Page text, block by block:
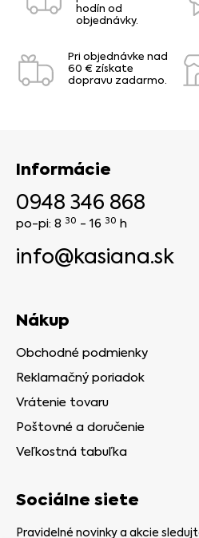
hodín od
objednávky.
Pri objednávke nad
60 € získate
dopravu zadarmo.
Informácie
0948 346 868
po-pi: 8 30 - 16 30 h
info@kasiana.sk
Nákup
Obchodné podmienky
Reklamačný poriadok
Vrátenie tovaru
Poštovné a doručenie
Veľkostná tabuľka
Sociálne siete
Pravidelné novinky a akcie